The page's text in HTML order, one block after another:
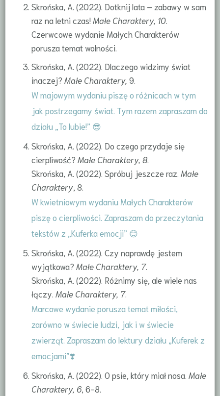
Skrońska, A. (2022). Dotknij lata – zabawy w sam
raz na letni czas!Małe Charaktery, 10.
Czerwcowe wydanie Małych Charakterów
porusza temat wolności.
Skrońska, A. (2022). Dlaczego widzimy świat
inaczej? Małe Charaktery, 9.
W majowym wydaniu piszę o różnicach w tym
jak postrzegamy świat. Tym razem zapraszam do
działu „To lubie!” 😎
Skrońska, A. (2022). Do czego przydaje się
cierpliwość? Małe Charaktery, 8.
Skrońska, A. (2022). Spróbuj jeszcze raz. Małe
Charaktery, 8.
W kwietniowym wydaniu Małych Charakterów
piszę o cierpliwości. Zapraszam do przeczytania
tekstów z „Kuferka emocji” 😊
Skrońska, A. (2022). Czy naprawdę jestem
wyjątkowa? Małe Charaktery, 7.
Skrońska, A. (2022). Różnimy się, ale wiele nas
łączy. Małe Charaktery, 7.
Marcowe wydanie porusza temat miłości,
zarówno w świecie ludzi, jak i w świecie
zwierząt. Zapraszam do lektury działu „Kuferek z
emocjami”❣️
Skrońska, A. (2022). O psie, który miał nosa. Małe
Charaktery, 6, 6-8.